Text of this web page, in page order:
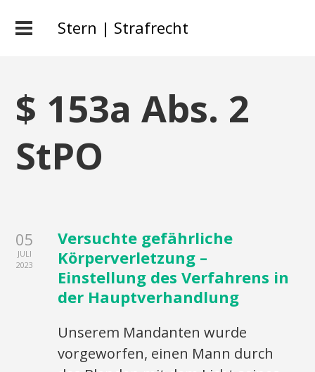
Stern | Strafrecht
$ 153a Abs. 2
StPO
05
JULI
2023
Versuchte gefährliche
Körperverletzung –
Einstellung des Verfahrens in
der Hauptverhandlung
Unserem Mandanten wurde
vorgeworfen, einen Mann durch